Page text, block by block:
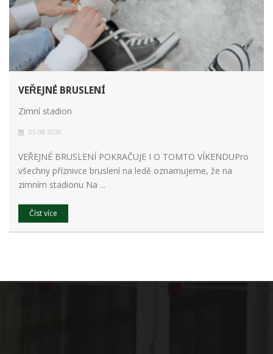
VEŘEJNÉ BRUSLENÍ
Zimní stadion
05.08.2026
VEŘEJNÉ BRUSLENÍ POKRAČUJE I O TOMTO VÍKENDUPro
všechny příznivce bruslení na ledě oznamujeme, že na
zimním stadionu Na ...
Číst více